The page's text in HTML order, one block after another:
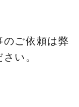
のご依頼は弊
い。